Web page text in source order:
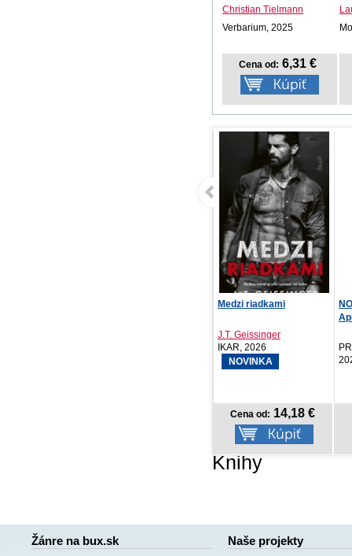
Christian Tielmann
Verbarium, 2025
Cena od: 6,31 €
NOTIQUE Vreckový diár
PRESCOGROUP SK,
2026
Cena od: 4,17 €
Knihy
Žánre na bux.sk Naše projekty